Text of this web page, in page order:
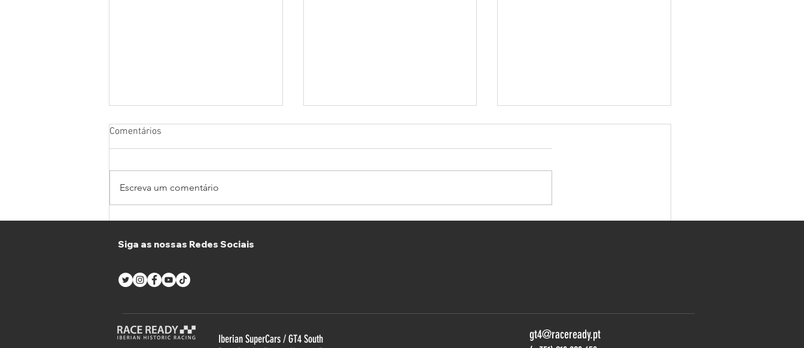
SuperCars Endurance en
novedades
SUPERCARS Endurance es la
Thirty Teams join GT Winter
Comentários
Escreva um comentário
Siga as nossas Redes Sociais
Iberian SuperCars / GT4 South
gt4@raceready.pt